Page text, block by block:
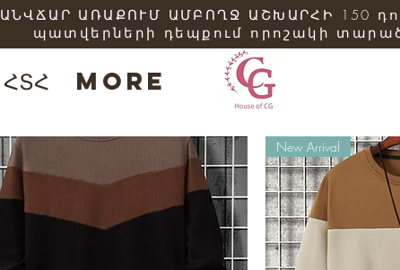
ՀՏՀ More
ԱՆՎՃԱՐ ԱՌԱՔՈՒՄ ԱՄԲՈՂՋ ԱՇԽԱՐՀԻ 150
պատվերների դեպքում որոշակի
New Arrival